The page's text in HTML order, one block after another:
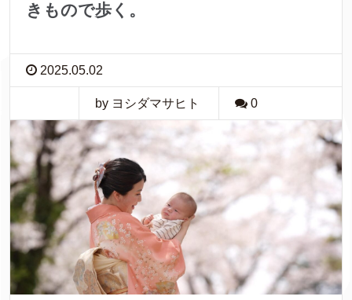
きもので歩く。
2025.05.02
by ヨシダマサヒト 0